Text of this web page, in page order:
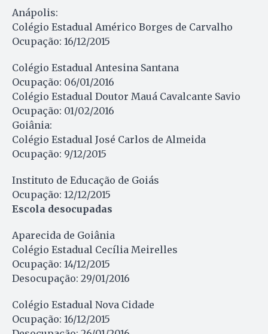
Anápolis:
Colégio Estadual Américo Borges de Carvalho
Ocupação: 16/12/2015
Colégio Estadual Antesina Santana
Ocupação: 06/01/2016
Colégio Estadual Doutor Mauá Cavalcante Savio
Ocupação: 01/02/2016
Goiânia:
Colégio Estadual José Carlos de Almeida
Ocupação: 9/12/2015
Instituto de Educação de Goiás
Ocupação: 12/12/2015
Escola desocupadas
Aparecida de Goiânia
Colégio Estadual Cecília Meirelles
Ocupação: 14/12/2015
Desocupação: 29/01/2016
Colégio Estadual Nova Cidade
Ocupação: 16/12/2015